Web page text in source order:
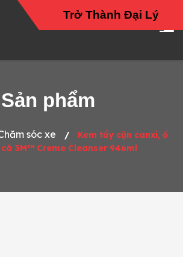
Sản phẩm
sóc xe /
Kem tẩy cặn canxi, ố
3M™ Creme Cleanser 946ml
Trở Thành Đại Lý